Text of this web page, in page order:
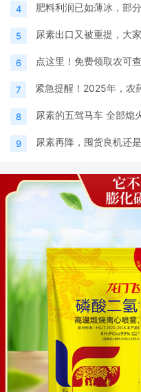
4 肥料利润已如薄冰，部
5 尿素出口又被重提，大
6 点这里！免费领取农可
7 紧急提醒！2025年，
8 尿素的五驾马车 全部熄
9 尿素再降，囤货良机还